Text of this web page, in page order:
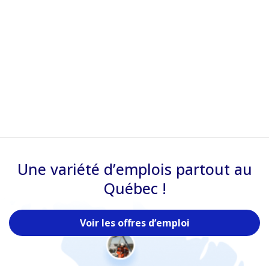
Une variété d’emplois partout au
Québec !
Voir les offres d’emploi